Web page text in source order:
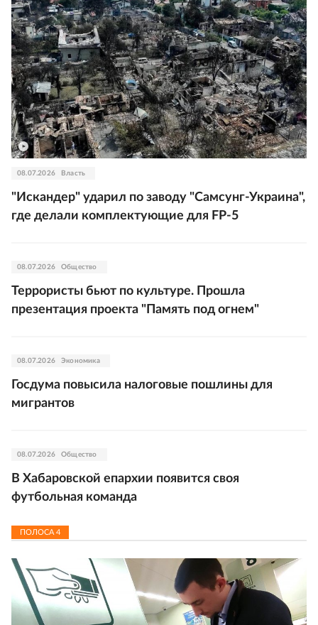
08.07.2026 Власть
"Искандер" ударил по заводу "Самсунг-Украина",
где делали комплектующие для FP-5
08.07.2026 Общество
Террористы бьют по культуре. Прошла
презентация проекта "Память под огнем"
08.07.2026 Экономика
Госдума повысила налоговые пошлины для
мигрантов
08.07.2026 Общество
В Хабаровской епархии появится своя
футбольная команда
ПОЛОСА 4